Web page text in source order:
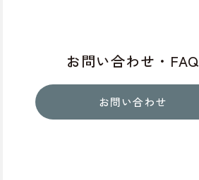
お問い合わせ・FAQ
お問い合わせ